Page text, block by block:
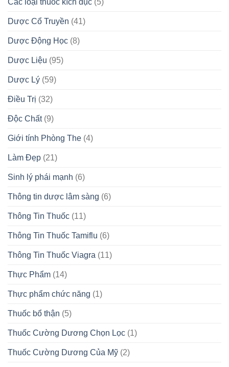
Các loại thuốc kích dục (5)
Dược Cổ Truyền (41)
Dược Động Học (8)
Dược Liệu (95)
Dược Lý (59)
Điều Trị (32)
Độc Chất(9)
Giới tính Phòng The (4)
Làm Đẹp (21)
Sinh lý phái mạnh (6)
Thông tin dược lâm sàng (6)
Thông Tin Thuốc (11)
Thông Tin Thuốc Tamiflu (6)
Thông Tin Thuốc Viagra (11)
Thực Phẩm (14)
Thực phẩm chức năng (1)
Thuốc bổ thận (5)
Thuốc Cường Dương Chọn Lọc (1)
Thuốc Cường Dương Của Mỹ (2)